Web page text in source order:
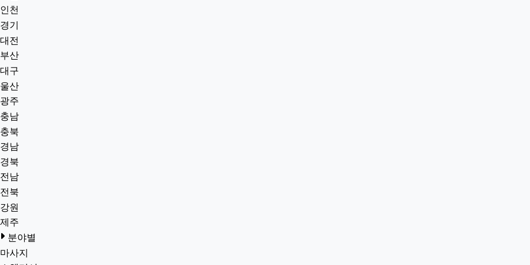
인천
경기
대전
부산
대구
울산
광주
충남
충북
경남
경북
전남
전북
강원
제주
분야별
마사지